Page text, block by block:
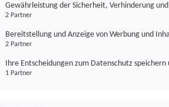
Gewährleistung der Sicherheit, Verhinderung
2 Partner
Bereitstellung und Anzeige von Werbung und
2 Partner
Ihre Entscheidungen zum Datenschutz
1 Partner